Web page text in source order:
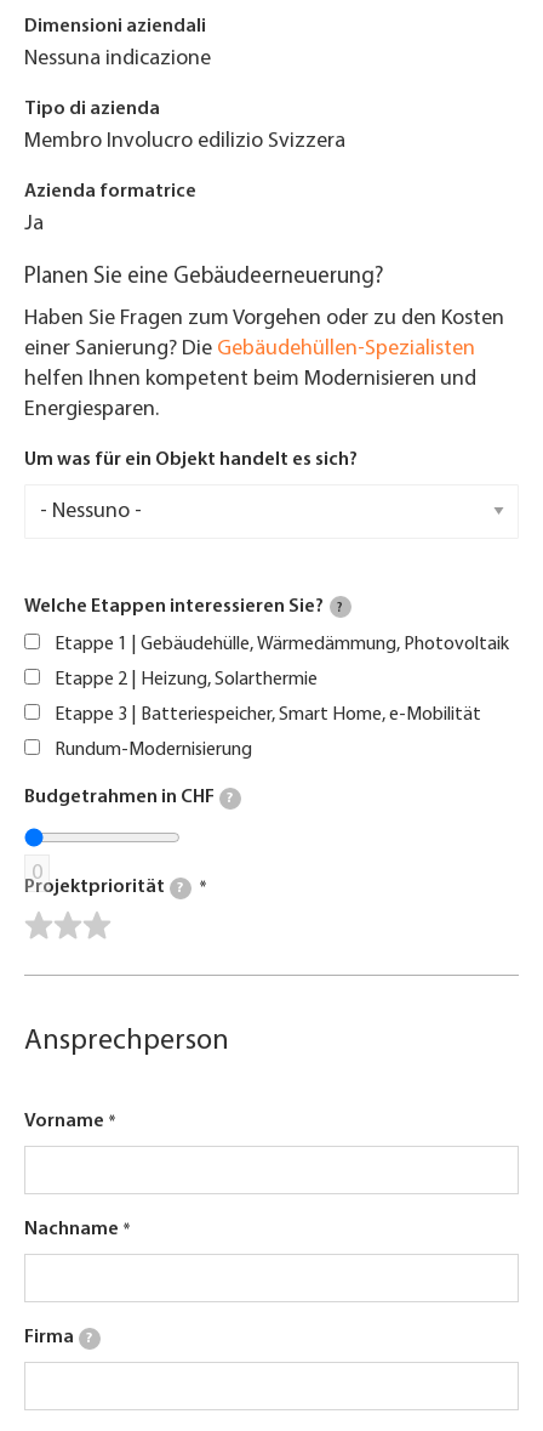
Dimensioni aziendali
Nessuna indicazione
Tipo di azienda
Membro Involucro edilizio Svizzera
Azienda formatrice
Ja
Planen Sie eine Gebäudeerneuerung?
Haben Sie Fragen zum Vorgehen oder zu den Kosten
einer Sanierung? Die Gebäudehüllen-Spezialisten
helfen Ihnen kompetent beim Modernisieren und
Energiesparen.
Um was für ein Objekt handelt es sich?
Welche Etappen interessieren Sie? ?
Etappe 1 | Gebäudehülle, Wärmedämmung, Photovoltaik
Etappe 2 | Heizung, Solarthermie
Etappe 3 | Batteriespeicher, Smart Home, e-Mobilität
Rundum-Modernisierung
Budgetrahmen in CHF ?
0
Projektpriorität ?
Ansprechperson
Vorname
Nachname
Firma ?